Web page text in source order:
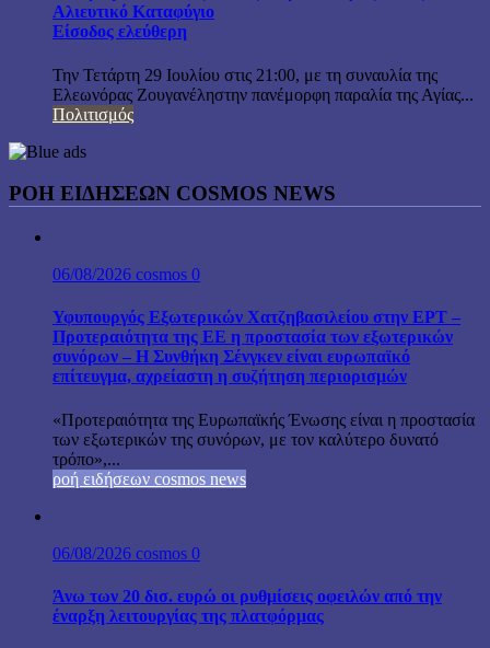
Αλιευτικό Καταφύγιο
Είσοδος ελεύθερη
Την Τετάρτη 29 Ιουλίου στις 21:00, με τη συναυλία της
Ελεωνόρας Ζουγανέληστην πανέμορφη παραλία της Αγίας...
Πολιτισμός
ΡΟΗ ΕΙΔΗΣΕΩΝ COSMOS NEWS
06/08/2026 cosmos 0
Υφυπουργός Εξωτερικών Χατζηβασιλείου στην ΕΡΤ –
Προτεραιότητα της ΕΕ η προστασία των εξωτερικών
συνόρων – Η Συνθήκη Σένγκεν είναι ευρωπαϊκό
επίτευγμα, αχρείαστη η συζήτηση περιορισμών
«Προτεραιότητα της Ευρωπαϊκής Ένωσης είναι η προστασία
των εξωτερικών της συνόρων, με τον καλύτερο δυνατό
τρόπο»,...
ροή ειδήσεων cosmos news
06/08/2026 cosmos 0
Άνω των 20 δισ. ευρώ οι ρυθμίσεις οφειλών από την
έναρξη λειτουργίας της πλατφόρμας